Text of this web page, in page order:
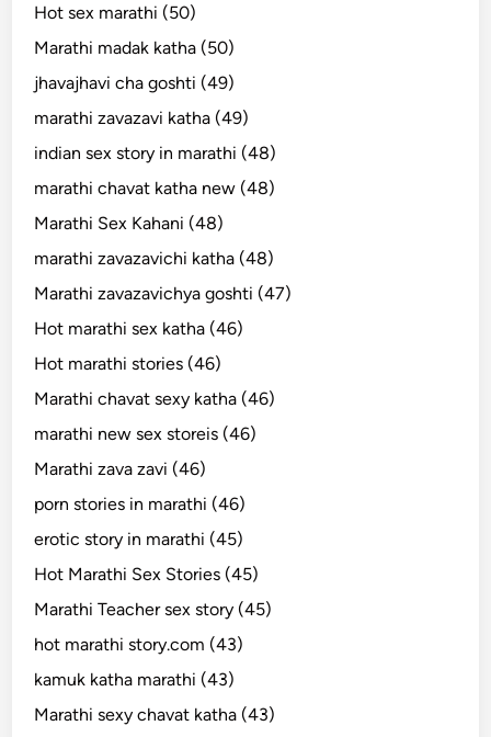
Hot sex marathi (50)
Marathi madak katha (50)
jhavajhavi cha goshti (49)
marathi zavazavi katha (49)
indian sex story in marathi (48)
marathi chavat katha new (48)
Marathi Sex Kahani (48)
marathi zavazavichi katha (48)
Marathi zavazavichya goshti (47)
Hot marathi sex katha (46)
Hot marathi stories (46)
Marathi chavat sexy katha (46)
marathi new sex storeis (46)
Marathi zava zavi (46)
porn stories in marathi (46)
erotic story in marathi (45)
Hot Marathi Sex Stories (45)
Marathi Teacher sex story (45)
hot marathi story.com (43)
kamuk katha marathi (43)
Marathi sexy chavat katha (43)